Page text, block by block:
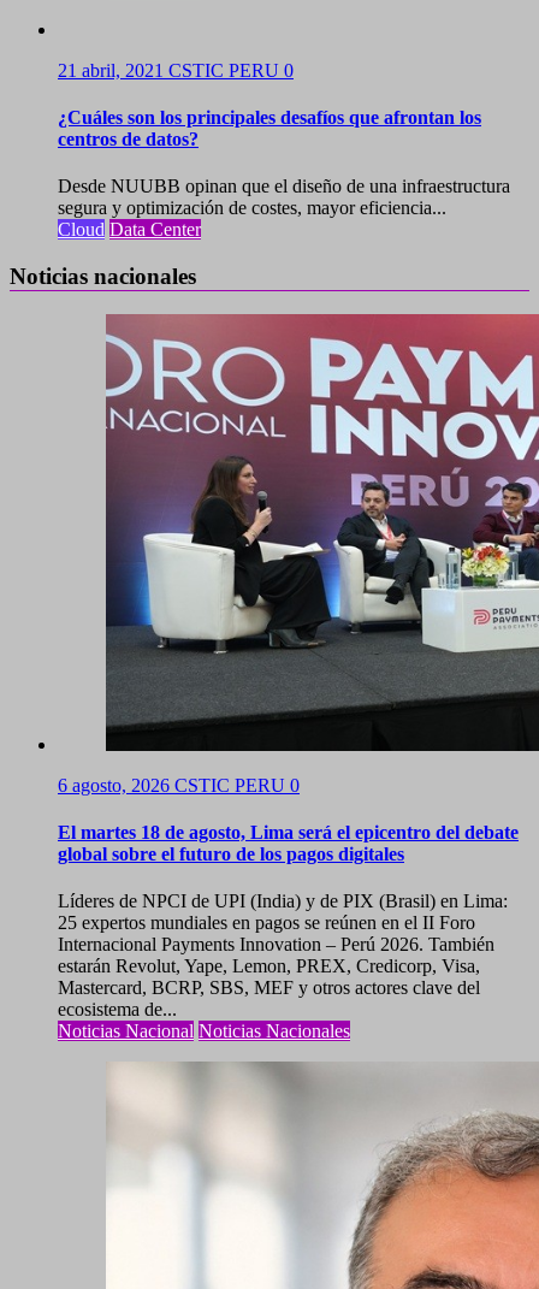
21 abril, 2021 CSTIC PERU 0
¿Cuáles son los principales desafíos que afrontan los
centros de datos?
Desde NUUBB opinan que el diseño de una infraestructura
segura y optimización de costes, mayor eficiencia...
Cloud Data Center
Noticias nacionales
6 agosto, 2026 CSTIC PERU 0
El martes 18 de agosto, Lima será el epicentro del debate
global sobre el futuro de los pagos digitales
Líderes de NPCI de UPI (India) y de PIX (Brasil) en Lima:
25 expertos mundiales en pagos se reúnen en el II Foro
Internacional Payments Innovation – Perú 2026. También
estarán Revolut, Yape, Lemon, PREX, Credicorp, Visa,
Mastercard, BCRP, SBS, MEF y otros actores clave del
ecosistema de...
Noticias Nacional Noticias Nacionales